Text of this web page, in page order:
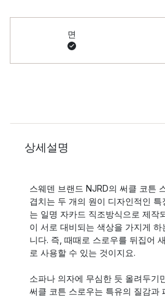
면
상세설명
스웨덴 브랜드 NJRD의 써클 코튼
겹치는 두 개의 원이 디자인적인 특
는 일명 자카드 직조방식으로 제작
이 서로 대비되는 색상을 가지게 하
니다. 즉, 때때로 스로우를 뒤집어
로 사용할 수 있는 것이지요.
소파나 의자에 무심한 듯 올려두기
써클 코튼 스로우는 특유의 질감과